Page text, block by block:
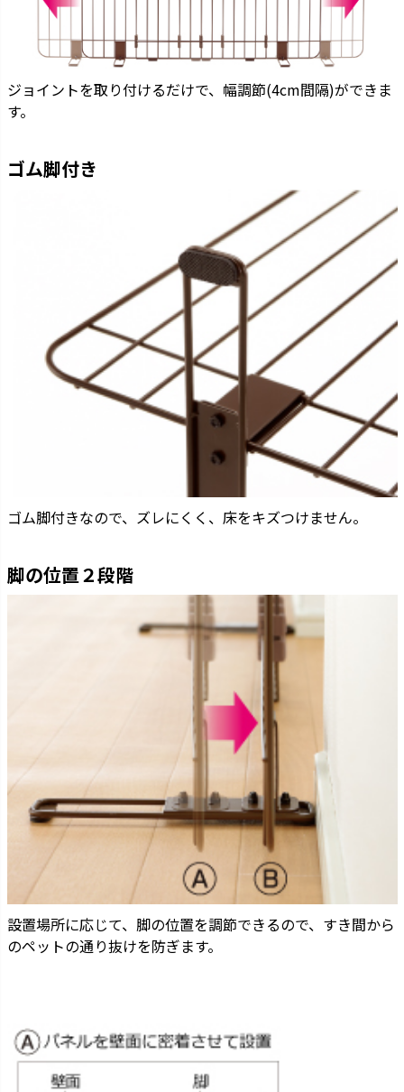
ジョイントを取り付けるだけで、幅調節(4cm間隔)ができま
す。
ゴム脚付き
ゴム脚付きなので、ズレにくく、床をキズつけません。
脚の位置２段階
設置場所に応じて、脚の位置を調節できるので、すき間から
のペットの通り抜けを防ぎます。